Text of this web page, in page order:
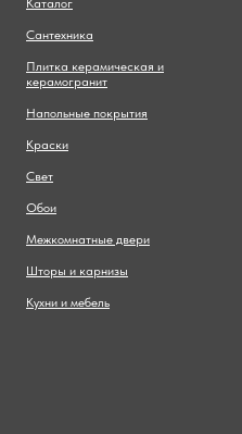
Каталог
Сантехника
Плитка керамическая и
керамогранит
Напольные покрытия
Краски
Свет
Обои
Межкомнатные двери
Шторы и карнизы
Кухни и мебель